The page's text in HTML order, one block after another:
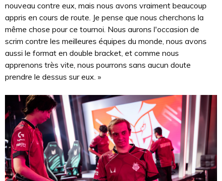
nouveau contre eux, mais nous avons vraiment beaucoup
appris en cours de route. Je pense que nous cherchons la
même chose pour ce tournoi. Nous aurons l'occasion de
scrim contre les meilleures équipes du monde, nous avons
aussi le format en double bracket, et comme nous
apprenons très vite, nous pourrons sans aucun doute
prendre le dessus sur eux. »